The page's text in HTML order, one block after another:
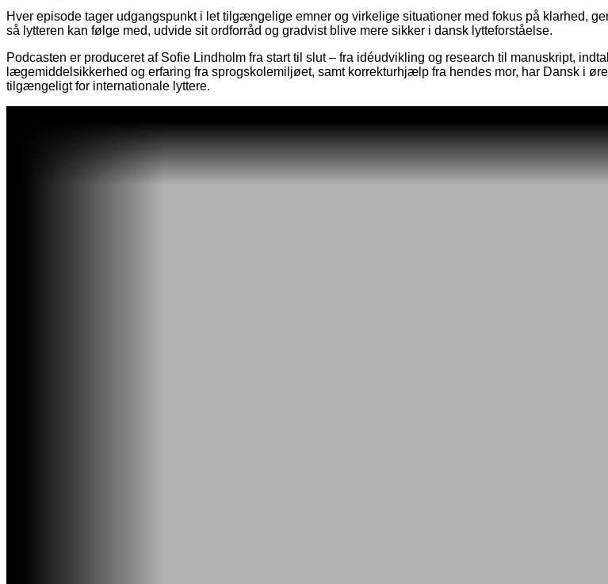
Hver episode tager udgangspunkt i let tilgængelige emner og virkelige situationer med fokus på klarhed,
så lytteren kan følge med, udvide sit ordforråd og gradvist blive mere sikker i dansk lytteforståelse.
Podcasten er produceret af Sofie Lindholm fra start til slut – fra idéudvikling og research til manuskript,
lægemiddelsikkerhed og erfaring fra sprogskolemiljøet, samt korrekturhjælp fra hendes mor, har Dansk i
tilgængeligt for internationale lyttere.